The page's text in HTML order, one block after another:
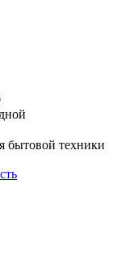
бытовой техники